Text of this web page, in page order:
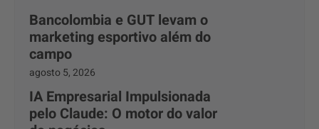
Bancolombia e GUT levam o
marketing esportivo além do
campo
agosto 5, 2026
IA Empresarial Impulsionada
pelo Claude: O motor do valor